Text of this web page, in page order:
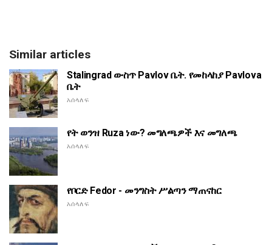
Similar articles
Stalingrad ውስጥ Pavlov ቤት. የመከላከያ Pavlova
ቤት
አሰላለፍ
የት ወንዝ Ruza ነው? መግለጫዎች እና መግለጫ
አሰላለፍ
የቦርድ Fedor - መንግስት ሥልጣን ማጠናከር
አሰላለፍ